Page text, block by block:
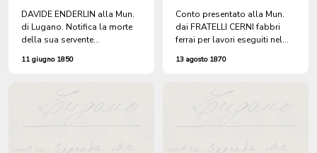
DAVIDE ENDERLIN alla Mun.
di Lugano. Notifica la morte
della sua servente
Memmingen in Baviera, di
tumulata il giorno 12 nel
Cimitero dei Protestanti.
11 giugno 1850
Conto presentato alla Mun.
dai FRATELLI CERNI fabbri
ferrai per lavori eseguiti nel
di LORETO.
13 agosto 1870